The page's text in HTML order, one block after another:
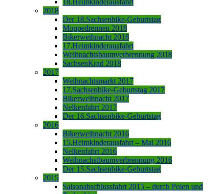
2018
Der 18.Sachsenbike-Geburtstag
Moppedrennen 2018
Bikerweihnacht 2018
17.Heimkinderausfahrt
Weihnachtsbaumverbrennung 2018
SachsenKrad 2018
2017
Weihnachtsmarkt 2017
17.Sachsenbike-Geburtstag 2017
Bikerweihnacht 2017
Nelkenfahrt 2017
Der 16.Sachsenbike-Geburtstag
2016
Bikerweihnacht 2016
15.Heimkinderausfahrt – Mai 2016
Nelkenfahrt 2016
Weihnachstbaumverbrennung 2016
Der 15.Sachsenbike-Geburtstag
2015
Saisonabschlussfahrt 2015 – durch Polen und